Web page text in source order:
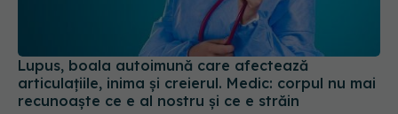
Lupus, boala autoimună care afectează
articulațiile, inima și creierul. Medic: corpul nu mai
recunoaște ce e al nostru și ce e străin
20 apr 2021, 10:04